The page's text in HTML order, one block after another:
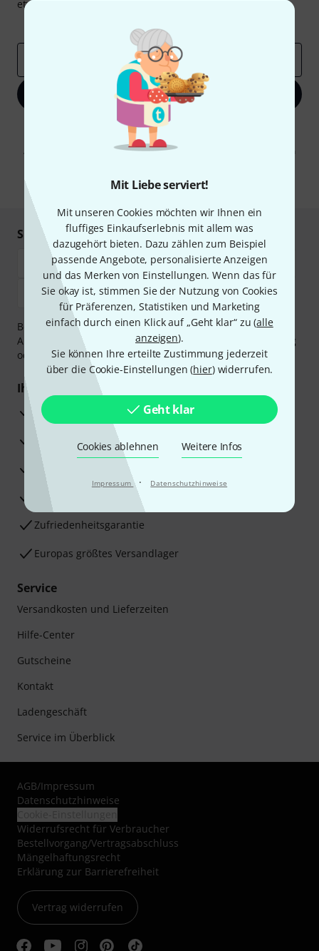
Mit Liebe serviert!
Mit unseren Cookies möchten wir Ihnen ein
fluffiges Einkaufserlebnis mit allem was
dazugehört bieten. Dazu zählen zum Beispiel
passende Angebote, personalisierte Anzeigen
und das Merken von Einstellungen. Wenn das für
Sie okay ist, stimmen Sie der Nutzung von Cookies
für Präferenzen, Statistiken und Marketing
einfach durch einen Klick auf „Geht klar“ zu (alle
anzeigen).
Sie können Ihre erteilte Zustimmung jederzeit
über die Cookie-Einstellungen (hier) widerrufen.
Geht klar
Cookies ablehnen Weitere Infos
Impressum · Datenschutzhinweise
etwas Glück einen von50 Gutscheinenüber jeweils50€!
Jetzt anmelden
Mit Klick auf „Jetzt anmelden“ stimmen Sie dem Erhalt von E-Mail-
Werbung und einer Messung des E-Mail-Nutzungsverhaltens zu. Die
Abmeldung ist jederzeit möglich. Weitere Informationen finden Sie in
* Pflichtfeld
Sicher einkaufen & bezahlen
Bezahlen Sie vertraulich und sicher per Vorkasse, PayPal,
Amazon Pay, Klarna Sofort bezahlen
Klarna Ratenzahlung
oder Kreditkarte.
Ihre Vorteile
3 Jahre Thomann Garantie
30 Tage Money-Back-Garantie
Beratung durch Fachexperten
Zufriedenheitsgarantie
Europas größtes Versandlager
Service
Versandkosten und Lieferzeiten
Hilfe-Center
Gutscheine
Kontakt
Ladengeschäft
Service im Überblick
AGB/Impressum
Datenschutzhinweise
Widerrufsrecht für Verbraucher
Bestellvorgang/Vertragsabschluss
Mängelhaftungsrecht
Erklärung zur Barrierefreiheit
Vertrag widerrufen